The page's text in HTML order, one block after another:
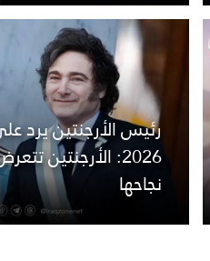
رئيس الأرجنتين يرد
2026: الأرجنتين
نجاحها